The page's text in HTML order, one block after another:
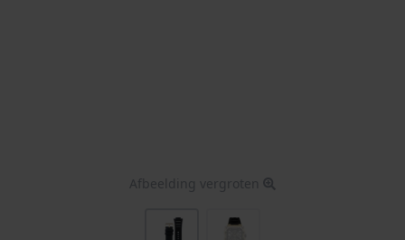
Afbeelding vergroten